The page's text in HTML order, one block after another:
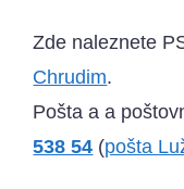
Zde naleznete
Chrudim.
Pošta a a
538 54 (pošta